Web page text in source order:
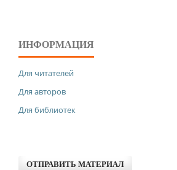
ИНФОРМАЦИЯ
Для читателей
Для авторов
Для библиотек
ОТПРАВИТЬ МАТЕРИАЛ